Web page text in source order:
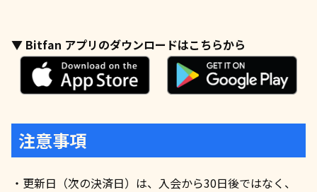
▼ Bitfan アプリのダウンロードはこちらから
注意事項
・更新日（次の決済日）は、入会から30日後ではなく、